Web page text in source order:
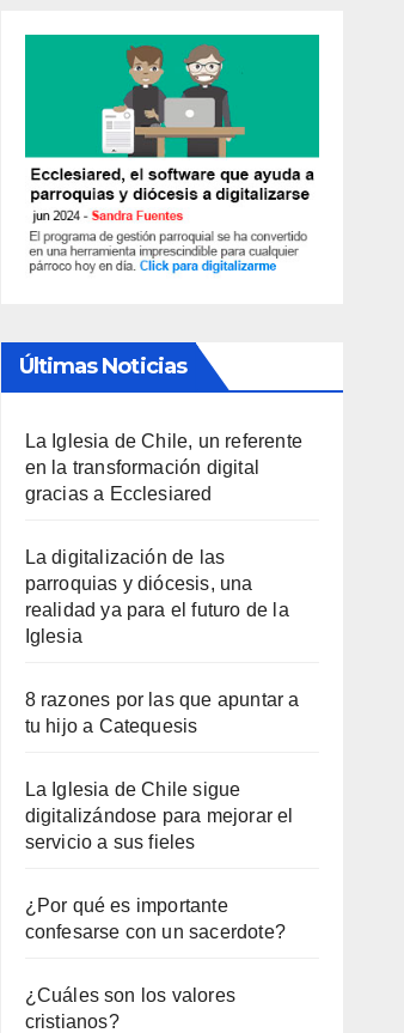
Últimas Noticias
La Iglesia de Chile, un referente
en la transformación digital
gracias a Ecclesiared
La digitalización de las
parroquias y diócesis, una
realidad ya para el futuro de la
Iglesia
8 razones por las que apuntar a
tu hijo a Catequesis
La Iglesia de Chile sigue
digitalizándose para mejorar el
servicio a sus fieles
¿Por qué es importante
confesarse con un sacerdote?
¿Cuáles son los valores
cristianos?